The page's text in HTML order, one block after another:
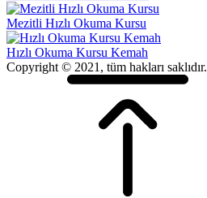
Mezitli Hızlı Okuma Kursu
Hızlı Okuma Kursu Kemah
Copyright © 2021, tüm hakları saklıdır.